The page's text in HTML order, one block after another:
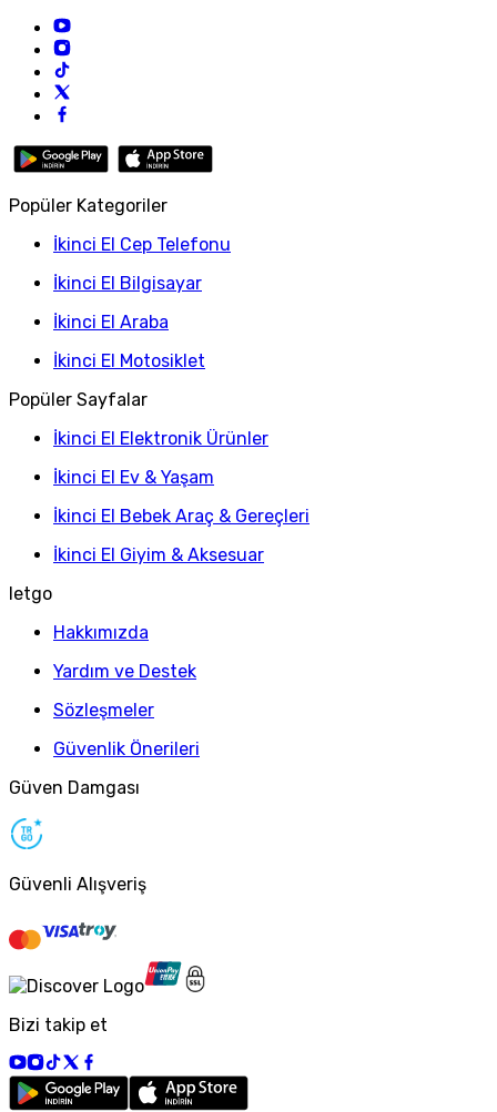
Popüler Kategoriler
İkinci El Cep Telefonu
İkinci El Bilgisayar
İkinci El Araba
İkinci El Motosiklet
Popüler Sayfalar
İkinci El Elektronik Ürünler
İkinci El Ev & Yaşam
İkinci El Bebek Araç & Gereçleri
İkinci El Giyim & Aksesuar
letgo
Hakkımızda
Yardım ve Destek
Sözleşmeler
Güvenlik Önerileri
Güven Damgası
Güvenli Alışveriş
Bizi takip et